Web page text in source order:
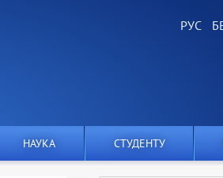
НАУКА СТУДЕНТУ